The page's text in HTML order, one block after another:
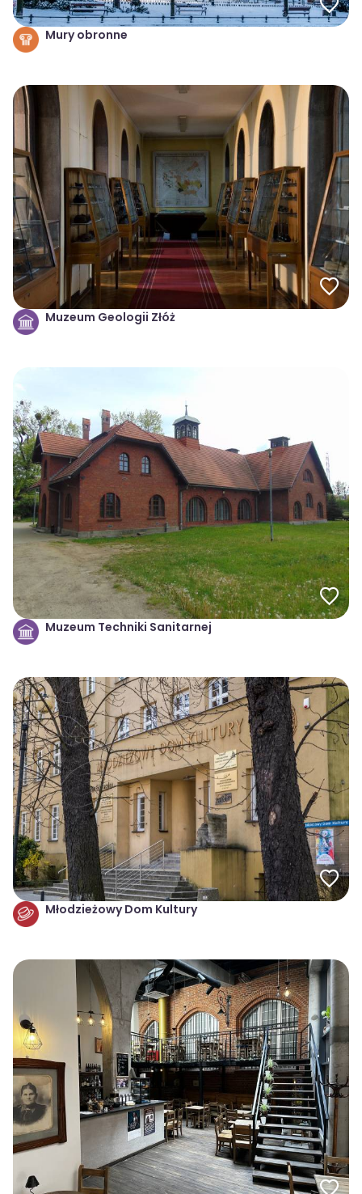
Mury obronne
Muzeum Geologii Złóż
Muzeum Techniki Sanitarnej
Młodzieżowy Dom Kultury